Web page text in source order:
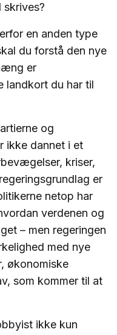
skrives?
en anden type
du forstå den nye
er
landkort du har til
og
ikke dannet i et
kriser,
er
netop har
verdenen og
– men regeringen
med nye
økonomiske
som kommer til at
ikke kun